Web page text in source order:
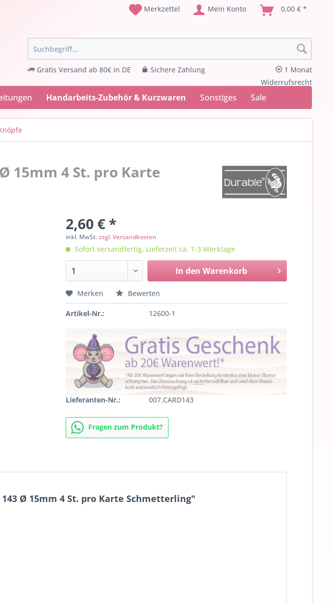
Merkzettel Mein Konto 0,00 € *
Gratis Versand ab 80€ in DE Sichere Zahlung
1 Monat
Widerrufsrecht
Handarbeits-Zubehör & Kurzwaren Sonstiges Sale
15mm 4 St. pro Karte
2,60 € *
inkl. MwSt.zzgl. Versandkosten
Sofort versandfertig, Lieferzeit ca. 1-3 Werktage
In den Warenkorb
Merken Bewerten
Artikel-Nr.: 12600-1
Lieferanten-Nr.: 007.CARD143
Fragen zum Produkt?
Ø 15mm 4 St. pro Karte Schmetterling"